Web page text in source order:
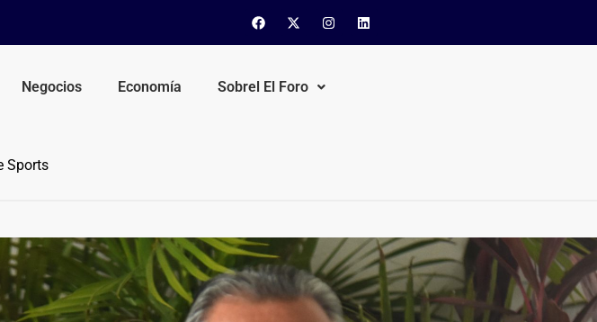
Negocios Economía Sobrel El Foro
Sports